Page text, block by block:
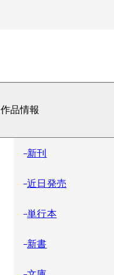
作品情報
新刊
近日発売
単行本
新書